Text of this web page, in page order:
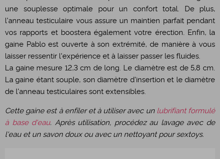
une souplesse optimale pour un confort total. De plus,
l'anneau testiculaire vous assure un maintien parfait pendant
vos rapports et boostera également votre érection. Enfin, la
gaine Pablo est ouverte à son extrémité, de manière à vous
laisser ressentir l'expérience et à laisser passer les fluides.
La gaine mesure 12,3 cm de long. Le diamètre est de 5,8 cm.
La gaine étant souple, son diamètre d'insertion et le diamètre
de l'anneau testiculaires sont extensibles.
Cette gaine est à enfiler et à utiliser avec un lubrifiant formulé
à base d'eau. Après utilisation, procédez au lavage avec de
l'eau et un savon doux ou avec un nettoyant pour sextoys.